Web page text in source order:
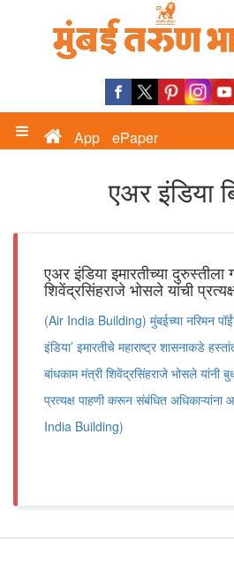
App ePaper
एअर इंडिया
एअर इंडिया इमारतीच्या दुरुस्तीला
शिवेंद्रसिंहराजे भोसले यांची
(Air India Building) मुंबईच्या नरिमन
इंडिया’ इमारतीचे महाराष्ट्र शासनाकडे
बांधकाम मंत्री शिवेंद्रसिंहराजे भोसले यांनी
प्रत्यक्ष पाहणी करून संबंधित
India Building)